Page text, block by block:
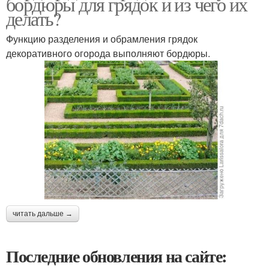
делать?
Функцию разделения и обрамления грядок
декоративного огорода выполняют бордюры.
читать дальше →
Последние обновления на сайте: